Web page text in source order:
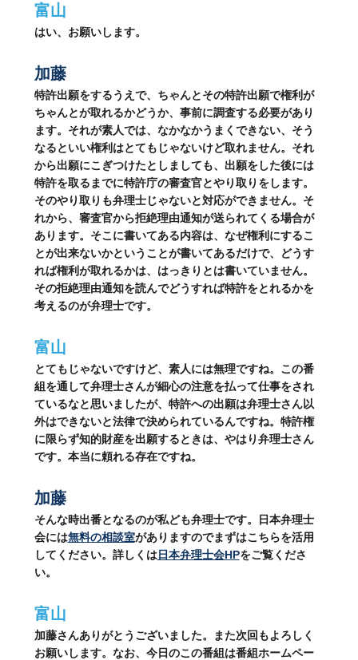
富山
はい、お願いします。
加藤
特許出願をするうえで、ちゃんとその特許出願で権利が
ちゃんとが取れるかどうか、事前に調査する必要があり
ます。それが素人では、なかなかうまくできない、そう
なるといい権利はとてもじゃないけど取れません。それ
から出願にこぎつけたとしましても、出願をした後には
特許を取るまでに特許庁の審査官とやり取りをします。
そのやり取りも弁理士じゃないと対応ができません。そ
れから、審査官から拒絶理由通知が送られてくる場合が
あります。そこに書いてある内容は、なぜ権利にするこ
とが出来ないかということが書いてあるだけで、どうす
れば権利が取れるかは、はっきりとは書いていません。
その拒絶理由通知を読んでどうすれば特許をとれるかを
考えるのが弁理士です。
富山
とてもじゃないですけど、素人には無理ですね。この番
組を通して弁理士さんが細心の注意を払って仕事をされ
ているなと思いましたが、特許への出願は弁理士さん以
外はできないと法律で決められているんですね。特許権
に限らず知的財産を出願するときは、やはり弁理士さん
です。本当に頼れる存在ですね。
加藤
そんな時出番となるのが私ども弁理士です。日本弁理士
会には無料の相談室がありますのでまずはこちらを活用
してください。詳しくは日本弁理士会HPをご覧くださ
い。
富山
加藤さんありがとうございました。また次回もよろしく
お願いします。なお、今日のこの番組は番組ホームペー